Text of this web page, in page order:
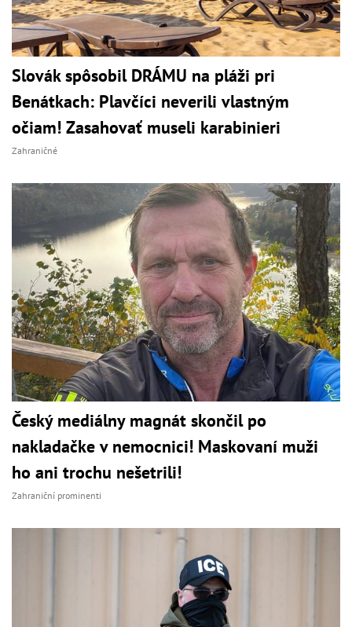
Slovák spôsobil DRÁMU na pláži pri
Benátkach: Plavčíci neverili vlastným
očiam! Zasahovať museli karabinieri
Zahraničné
Český mediálny magnát skončil po
nakladačke v nemocnici! Maskovaní muži
ho ani trochu nešetrili!
Zahraniční prominenti